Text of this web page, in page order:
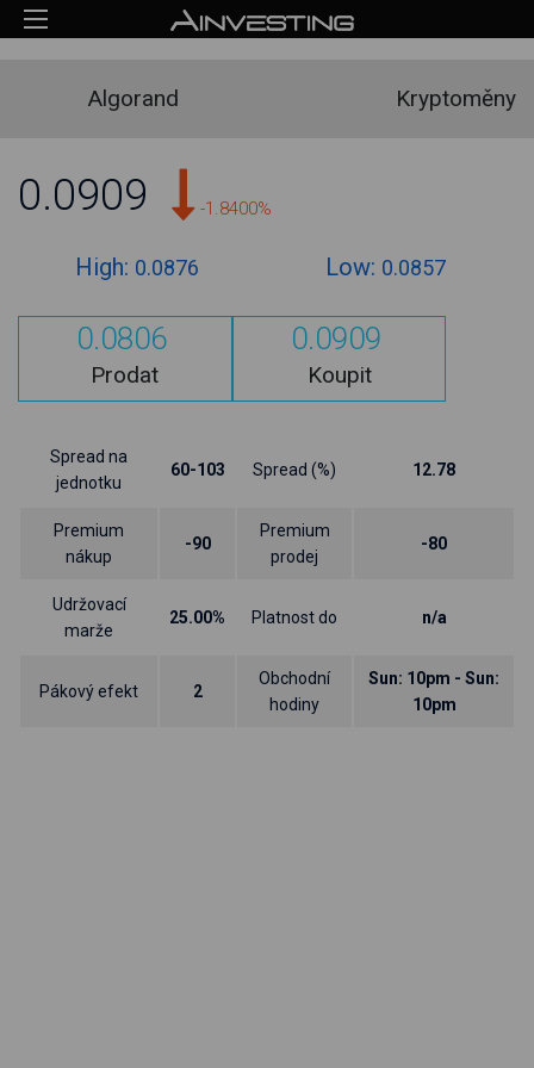
Algorand Kryptoměny
0.0909 -1.8400%
High: 0.0876 Low: 0.0857
0.0806
Prodat
0.0909
Koupit
Spread na
jednotku
60-103 Spread (%) 12.78
Premium
nákup
-90
Premium
prodej
-80
Udržovací
marže
25.00% Platnost do n/a
Pákový efekt 2
Obchodní
hodiny
Sun: 10pm - Sun:
10pm